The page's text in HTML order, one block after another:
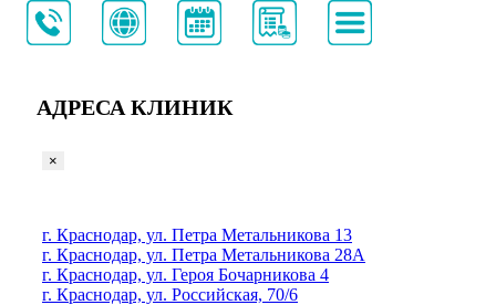
АДРЕСА КЛИНИК
×
г. Краснодар, ул. Петра Метальникова 13
г. Краснодар, ул. Петра Метальникова 28А
г. Краснодар, ул. Героя Бочарникова 4
г. Краснодар, ул. Российская, 70/6